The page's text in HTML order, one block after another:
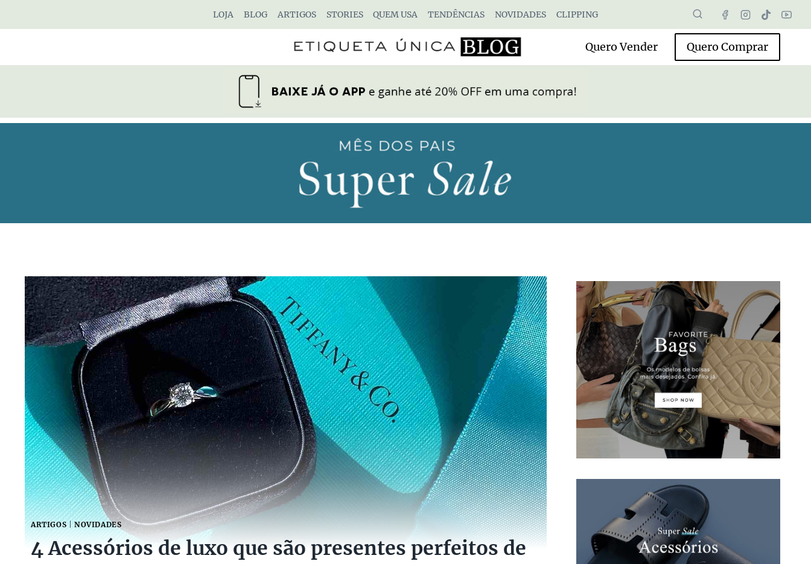
LOJA BLOG ARTIGOS STORIES QUEM USA TENDÊNCIAS NOVIDADES CLIPPING
Quero Vender Quero Comprar
ARTIGOS |NOVIDADES
4 Acessórios de luxo que são presentes perfeitos de